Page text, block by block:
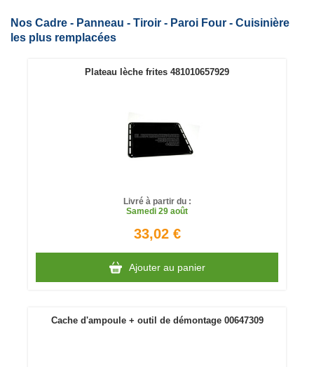
Nos Cadre - Panneau - Tiroir - Paroi Four - Cuisinière
les plus remplacées
Plateau lèche frites 481010657929
Livré à partir du :
Samedi 29 août
33,02 €
Ajouter au panier
Cache d'ampoule + outil de démontage 00647309